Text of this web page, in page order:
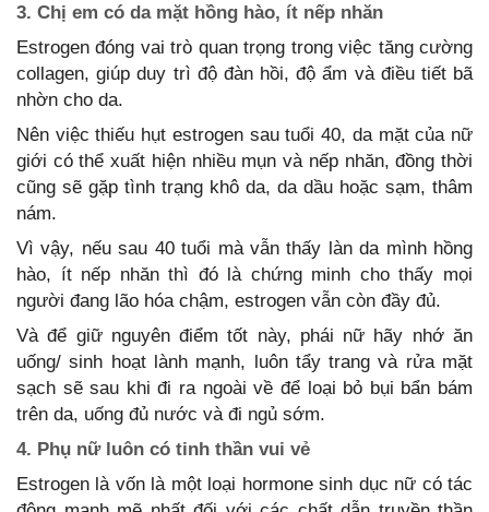
3. Chị em có da mặt hồng hào, ít nếp nhăn
Estrogen đóng vai trò quan trọng trong việc tăng cường
collagen, giúp duy trì độ đàn hồi, độ ẩm và điều tiết bã
nhờn cho da.
Nên việc thiếu hụt estrogen sau tuổi 40, da mặt của nữ
giới có thể xuất hiện nhiều mụn và nếp nhăn, đồng thời
cũng sẽ gặp tình trạng khô da, da dầu hoặc sạm, thâm
nám.
Vì vậy, nếu sau 40 tuổi mà vẫn thấy làn da mình hồng
hào, ít nếp nhăn thì đó là chứng minh cho thấy mọi
người đang lão hóa chậm, estrogen vẫn còn đầy đủ.
Và để giữ nguyên điểm tốt này, phái nữ hãy nhớ ăn
uống/ sinh hoạt lành mạnh, luôn tẩy trang và rửa mặt
sạch sẽ sau khi đi ra ngoài về để loại bỏ bụi bẩn bám
trên da, uống đủ nước và đi ngủ sớm.
4. Phụ nữ luôn có tinh thần vui vẻ
Estrogen là vốn là một loại hormone sinh dục nữ có tác